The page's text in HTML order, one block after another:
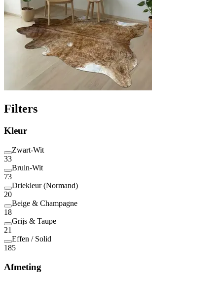
Filters
Kleur
Zwart-Wit
33
Bruin-Wit
73
Driekleur (Normand)
20
Beige & Champagne
18
Grijs & Taupe
21
Effen / Solid
185
Afmeting